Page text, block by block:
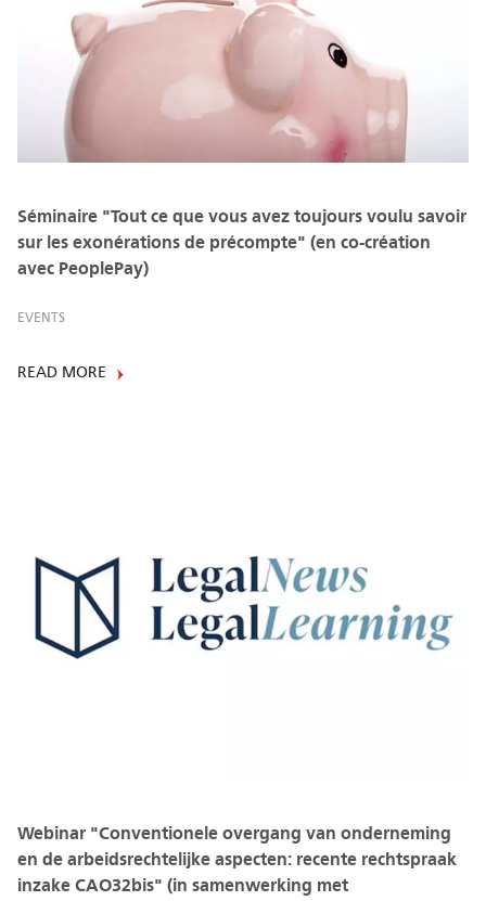
Séminaire "Tout ce que vous avez toujours voulu savoir
sur les exonérations de précompte" (en co-création
avec PeoplePay)
EVENTS
READ MORE
Webinar "Conventionele overgang van onderneming
en de arbeidsrechtelijke aspecten: recente rechtspraak
inzake CAO32bis" (in samenwerking met